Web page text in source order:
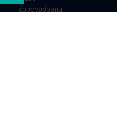
ร่วมด้วยช่วยกัน